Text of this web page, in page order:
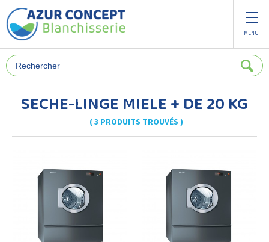
MENU
SECHE-LINGE MIELE + DE 20 KG
( 3 PRODUITS TROUVÉS )
Panneau de gestion des cookies